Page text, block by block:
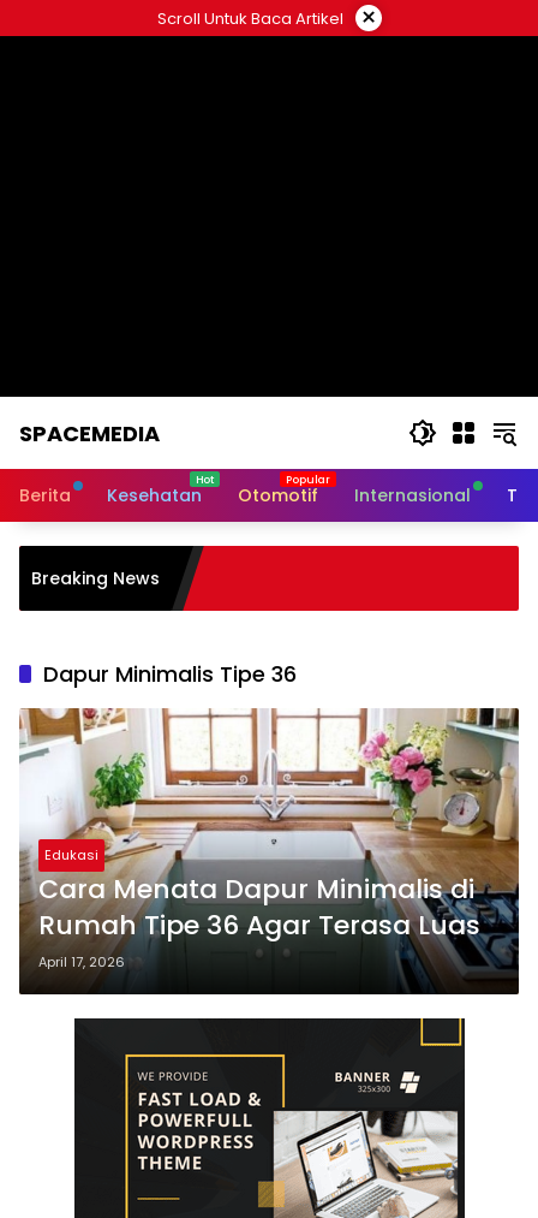
to
Scroll Untuk Baca Artikel ×
SPACEMEDIA
Berita Kesehatan Otomotif Internasional
Breaking News
Burnout pada
Tips
Dapur Minimalis Tipe 36
Edukasi
Cara Menata Dapur Minimalis di
Rumah Tipe 36 Agar Terasa Luas
April 17, 2026